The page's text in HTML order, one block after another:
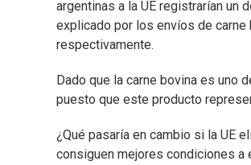
argentinas a la UE registrarían un
explicado por los envíos de carne
respectivamente.
Dado que la carne bovina es uno
puesto que este producto
¿Qué pasaría en cambio si la UE
consiguen mejores condiciones